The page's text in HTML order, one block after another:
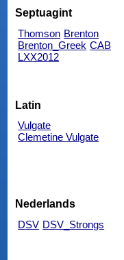
Septuagint
Thomson Brenton
Brenton_Greek CAB
LXX2012
Latin
Vulgate
Clemetine Vulgate
Nederlands
DSV DSV_Strongs